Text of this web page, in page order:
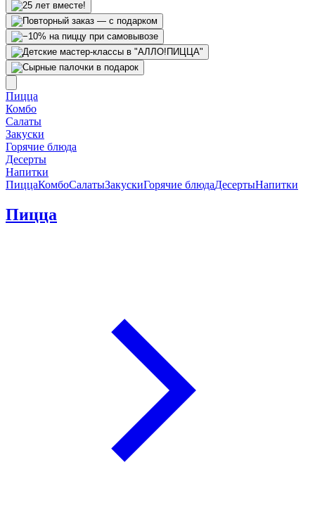
Пицца
Комбо
Салаты
Закуски
Горячие блюда
Десерты
Напитки
ПиццаКомбоСалатыЗакускиГорячие блюдаДесертыНапитки
Пицца